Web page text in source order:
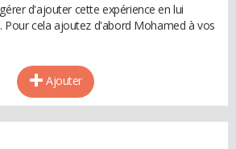
d'ajouter cette expérience en lui
Pour cela ajoutez d'abord Mohamed à vos
Ajouter